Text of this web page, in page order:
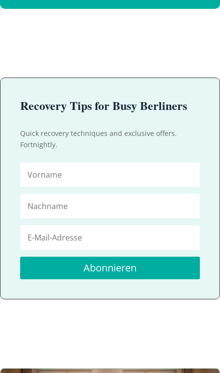
Recovery Tips for Busy Berliners
Quick recovery techniques and exclusive offers.
Fortnightly.
Abonnieren